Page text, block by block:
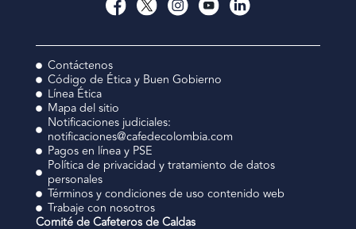
Contáctenos
Código de Ética y Buen Gobierno
Línea Ética
Mapa del sitio
Notificaciones judiciales:
notificaciones@cafedecolombia.com
Pagos en línea y PSE
Política de privacidad y tratamiento de datos
personales
Términos y condiciones de uso contenido web
Trabaje con nosotros
Comité de Cafeteros de Caldas